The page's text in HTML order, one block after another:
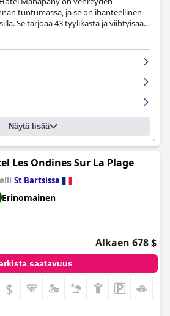
tuntumassa, ja se on ihanteellinen
Se tarjoaa 43 tyylikästä ja viihtyisää
lapsille ja perheille,
ja monia muita mukavuuksia, jotka
unohtumattoman.
Näytä lisää
Les Ondines Sur La Plage
St Bartsissa
Erinomainen
Alkaen 678 $
saatavuus
$